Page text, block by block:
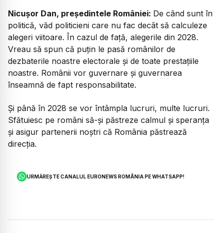
Nicușor Dan, președintele României: De când sunt în
politică, văd politicieni care nu fac decât să calculeze
alegeri viitoare. În cazul de față, alegerile din 2028.
Vreau să spun că puțin le pasă românilor de
dezbaterile noastre electorale și de toate prestațiile
noastre. Românii vor guvernare și guvernarea
înseamnă de fapt responsabilitate.
Și până în 2028 se vor întâmpla lucruri, multe lucruri.
Sfătuiesc pe români să-și păstreze calmul și speranța
și asigur partenerii noștri că România păstrează
direcția.
URMĂREȘTE CANALUL EURONEWS ROMÂNIA PE WHATSAPP!